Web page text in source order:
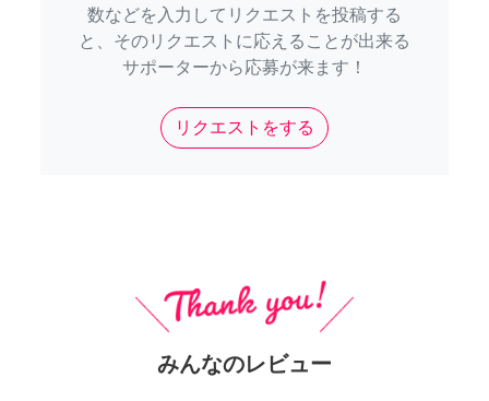
数などを入力してリクエストを投稿する
と、そのリクエストに応えることが出来る
サポーターから応募が来ます！
リクエストをする
みんなのレビュー